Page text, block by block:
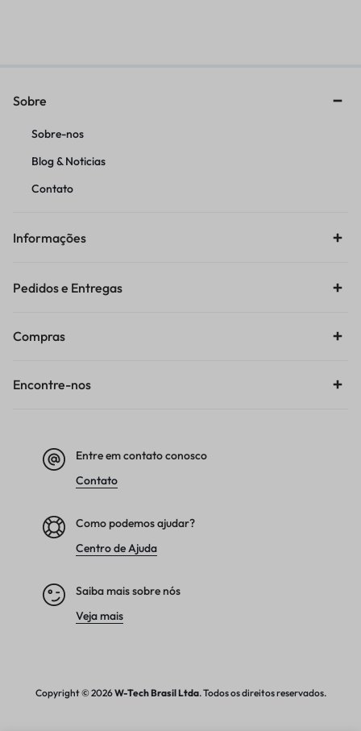
Sobre
Sobre-nos
Blog & Noticias
Contato
Informações
Pedidos e Entregas
Compras
Encontre-nos
Entre em contato conosco
Contato
Como podemos ajudar?
Centro de Ajuda
Saiba mais sobre nós
Veja mais
Copyright © 2026W-TechBrasil Ltda. Todos os direitos reservados.